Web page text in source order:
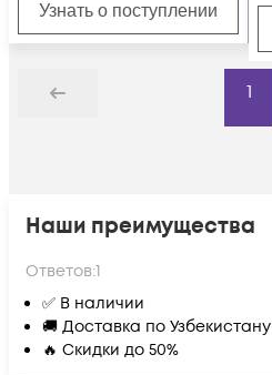
Узнать о поступлении
Назад
1
Наши преимущества
Ответов:1
✅ В наличии
🚚 Доставка по Узбекистану
🔥 Скидки до 50%